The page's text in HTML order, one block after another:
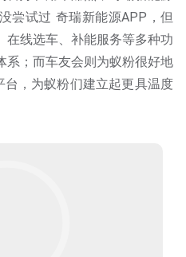
基础。”
喜好和用车痛点，奇瑞新能源
尝试过 奇瑞新能源APP，但